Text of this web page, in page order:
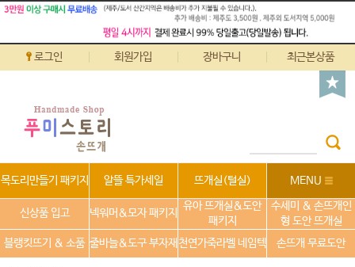
로그인 회원가입 장바구니 최근본상품
목도리만들기 패키지 알뜰 특가세일 뜨개실(털실) MENU
신상품 입고 넥워머&모자 패키지
유아 뜨개실&도안
패키지
수세미 & 손뜨개인
형 도안 뜨개실
블랭킷뜨기 & 소품 줄바늘&도구 부자재 천연가죽라벨 네임텍 손뜨개 무료도안